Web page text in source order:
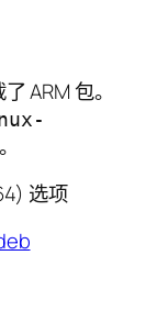
ARM 包。
选项